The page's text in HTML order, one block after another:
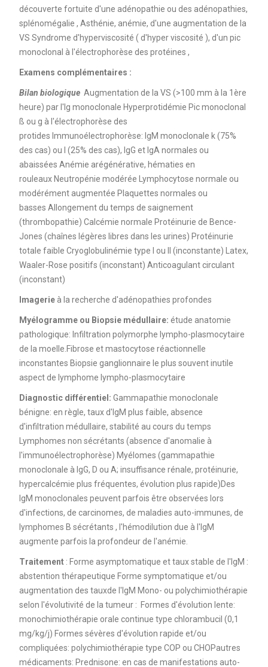
découverte fortuite d'une adénopathie ou des adénopathies,
splénomégalie , Asthénie, anémie, d'une augmentation de la
VS Syndrome d'hyperviscosité ( d'hyper viscosité ), d'un pic
monoclonal à l'électrophorèse des protéines ,
Examens complémentaires :
Bilan biologique Augmentation de la VS (>100 mm à la 1ère
heure) par l'Ig monoclonale Hyperprotidémie Pic monoclonal
ß ou g à l'électrophorèse des
protides Immunoélectrophorèse: IgM monoclonale k (75%
des cas) ou l (25% des cas), IgG et IgA normales ou
abaissées Anémie arégénérative, hématies en
rouleaux Neutropénie modérée Lymphocytose normale ou
modérément augmentée Plaquettes normales ou
basses Allongement du temps de saignement
(thrombopathie) Calcémie normale Protéinurie de Bence-
Jones (chaînes légères libres dans les urines) Protéinurie
totale faible Cryoglobulinémie type I ou II (inconstante) Latex,
Waaler-Rose positifs (inconstant) Anticoagulant circulant
(inconstant)
Imagerieà la recherche d'adénopathies profondes
Myélogramme ou Biopsie médullaire: étude anatomie
pathologique: Infiltration polymorphe lympho-plasmocytaire
de la moelle.Fibrose et mastocytose réactionnelle
inconstantes Biopsie ganglionnaire le plus souvent inutile
aspect de lymphome lympho-plasmocytaire
Diagnostic différentiel: Gammapathie monoclonale
bénigne: en règle, taux d'IgM plus faible, absence
d'infiltration médullaire, stabilité au cours du temps
Lymphomes non sécrétants (absence d'anomalie à
l'immunoélectrophorèse) Myélomes (gammapathie
monoclonale à IgG, D ou A; insuffisance rénale, protéinurie,
hypercalcémie plus fréquentes, évolution plus rapide)Des
IgM monoclonales peuvent parfois être observées lors
d'infections, de carcinomes, de maladies auto-immunes, de
lymphomes B sécrétants , l'hémodilution due à l'IgM
augmente parfois la profondeur de l'anémie.
Traitement: Forme asymptomatique et taux stable de l'IgM :
abstention thérapeutique Forme symptomatique et/ou
augmentation des tauxde l'IgM Mono- ou polychimiothérapie
selon l'évolutivité de la tumeur : Formes d'évolution lente:
monochimiothérapie orale continue type chlorambucil (0,1
mg/kg/j) Formes sévères d'évolution rapide et/ou
compliquées: polychimiothérapie type COP ou CHOPautres
médicaments: Prednisone: en cas de manifestations auto-